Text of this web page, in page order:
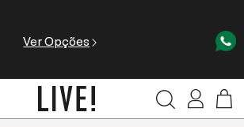
Ver Opções